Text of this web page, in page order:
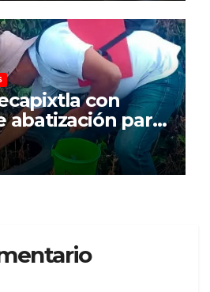
con
abatización para
zika y